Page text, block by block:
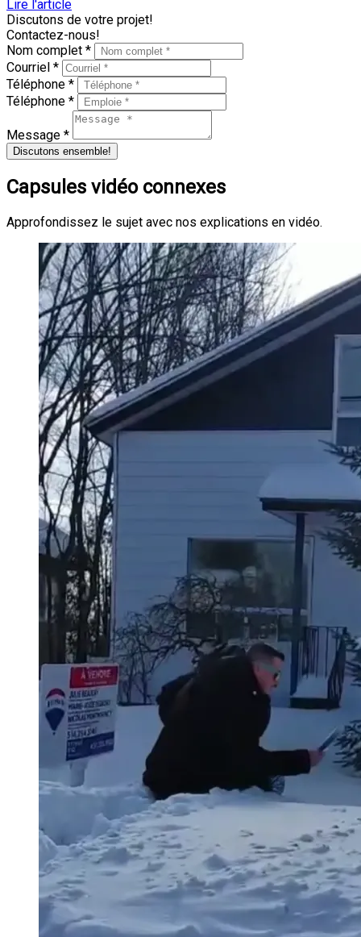
Lire l'article
Discutons de votre projet!
Contactez-nous!
Nom complet *
Courriel *
Téléphone *
Téléphone *
Message *
Discutons ensemble!
Capsules vidéo connexes
Approfondissez le sujet avec nos explications en vidéo.